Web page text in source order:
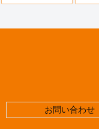
お問い合わせ